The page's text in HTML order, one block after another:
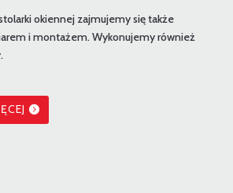
okiennej zajmujemy się także
i montażem. Wykonujemy również